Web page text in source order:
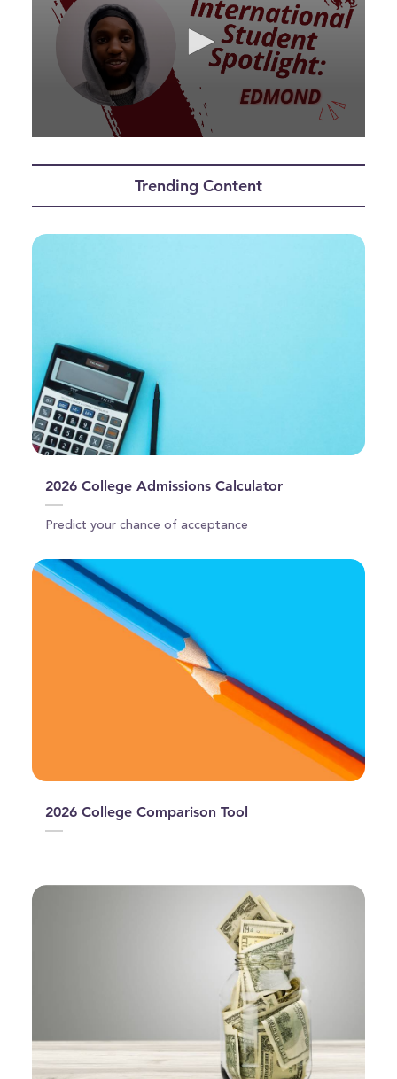
Trending Content
2026 College Admissions Calculator
Predict your chance of acceptance
2026 College Comparison Tool